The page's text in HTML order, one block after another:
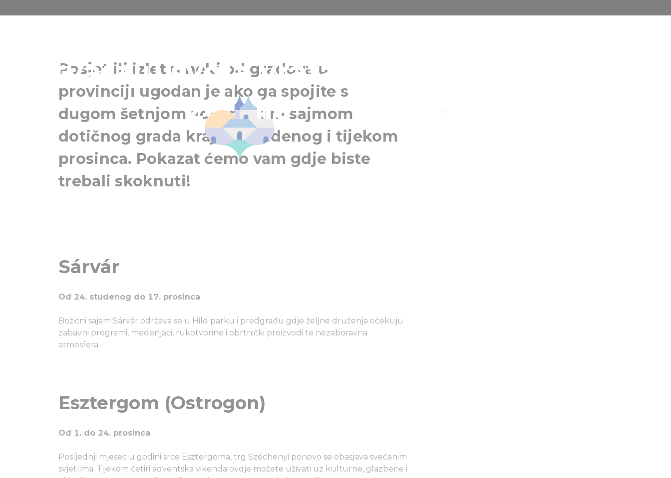
otvaraju svoja vrata diljem
zemlje
Posjet ili izlet u neki od gradova u
provinciji ugodan je ako ga spojite s
dugom šetnjom adventskim sajmom
dotičnog grada krajem studenog i tijekom
prosinca. Pokazat ćemo vam gdje biste
trebali skoknuti!
Sárvár
Od 24. studenog do 17. prosinca
Božićni sajam Sárvár održava se u Hild parku i predgrađu gdje željne druženja očekuju
zabavni programi, medenjaci, rukotvorine i obrtnički proizvodi te nezaboravna
atmosfera.
Esztergom (Ostrogon)
Od 1. do 24. prosinca
Posljednji mjesec u godini srce Esztergoma, trg Széchenyi ponovo se obasjava svečanim
svjetlima. Tijekom četiri adventska vikenda ovdje možete uživati uz kulturne, glazbene i